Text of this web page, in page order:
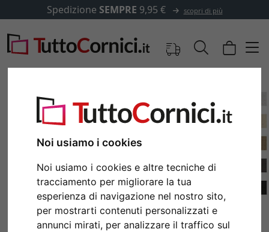
Noi usiamo i cookies
Noi usiamo i cookies e altre tecniche di
tracciamento per migliorare la tua
esperienza di navigazione nel nostro sito,
per mostrarti contenuti personalizzati e
annunci mirati, per analizzare il traffico sul
Spedizione SEMPRE 9,95 € scopri di più
Indietro